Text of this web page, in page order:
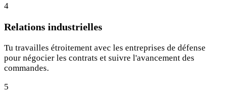
4
Relations industrielles
Tu travailles étroitement avec les entreprises de défense
pour négocier les contrats et suivre l'avancement des
commandes.
5